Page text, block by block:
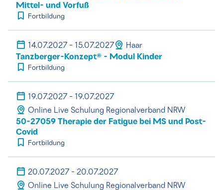
Mittel- und Vorfuß
Fortbildung
14.07.2027 - 15.07.2027 Haar
Tanzberger-Konzept® - Modul Kinder
Fortbildung
19.07.2027 - 19.07.2027
Online Live Schulung Regionalverband NRW
50-27059 Therapie der Fatigue bei MS und Post-
Covid
Fortbildung
20.07.2027 - 20.07.2027
Online Live Schulung Regionalverband NRW